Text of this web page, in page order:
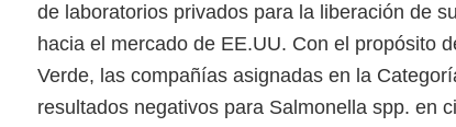
de laboratorios privados para la liberación de
hacia el mercado de EE.UU. Con el propósito
Verde, las compañías asignadas en la
resultados negativos para Salmonella spp. en